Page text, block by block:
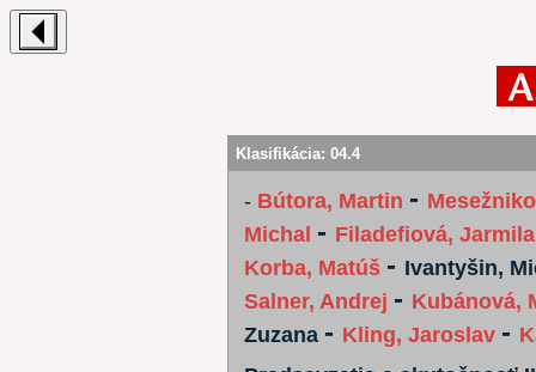
Klasifikácia: 04.4
- Bútora, Martin -
Michal - Filadefiová, Jarmila
Korba, Matúš - Ivantyšin,
Salner, Andrej - Kubánová,
Zuzana - Kling, Jaroslav -